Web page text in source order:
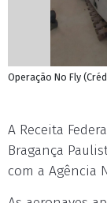
Operação No Fly
A Receita
Bragança
com a Agência